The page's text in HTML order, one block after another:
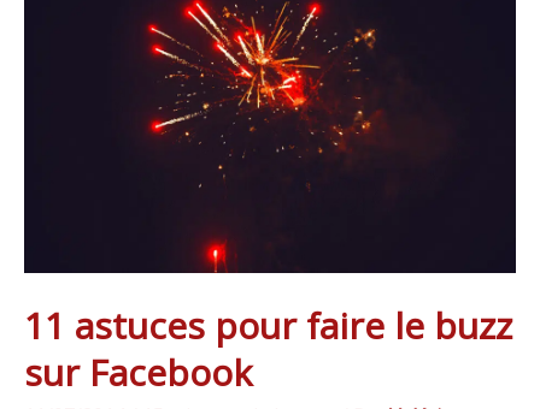
11 astuces pour faire le buzz
sur Facebook